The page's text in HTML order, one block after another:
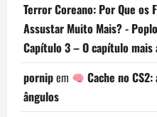
Terror Coreano: Por Que os
Assustar Muito Mais? -
Capítulo 3 – O capítulo
pornipem
Cache no
ângulos